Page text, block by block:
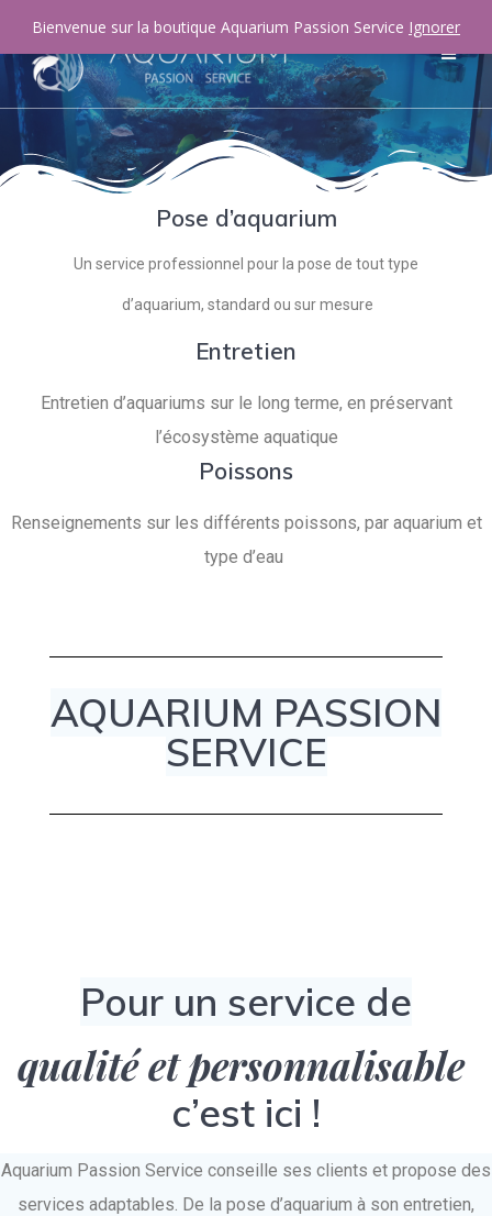
Pose d’aquarium
Un service professionnel pour la pose de tout type
d’aquarium, standard ou sur mesure
Entretien
Entretien d’aquariums sur le long terme, en préservant
l’écosystème aquatique
Poissons
Renseignements sur les différents poissons, par aquarium et
type d’eau
AQUARIUM PASSION
SERVICE
Pour un service de
qualité et personnalisable
c’est ici !
Aquarium Passion Service conseille ses clients et propose des
services adaptables. De la pose d’aquarium à son entretien,
Bienvenue sur la boutique Aquarium Passion Service Ignorer